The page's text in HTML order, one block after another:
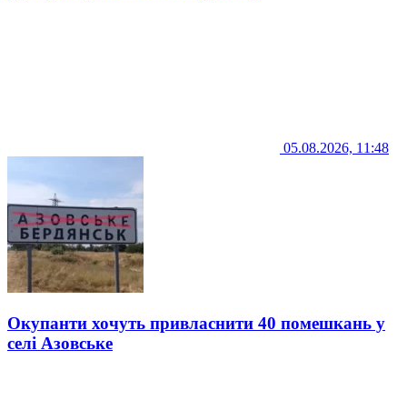
05.08.2026, 11:48
Окупанти хочуть привласнити 40 помешкань у
селі Азовське